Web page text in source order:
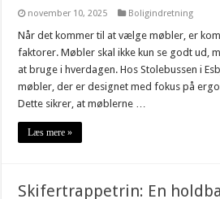
november 10, 2025 Boligindretning
Når det kommer til at vælge møbler, er
faktorer. Møbler skal ikke kun se godt ud,
at bruge i hverdagen. Hos Stolebussen i
møbler, der er designet med fokus på
Dette sikrer, at møblerne …
Læs mere »
Skifertrappetrin: En